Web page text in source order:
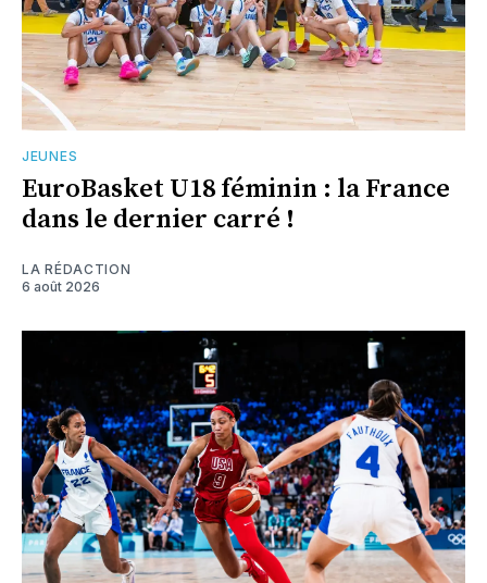
JEUNES
EuroBasket U18 féminin : la France
dans le dernier carré !
LA RÉDACTION
6 août 2026